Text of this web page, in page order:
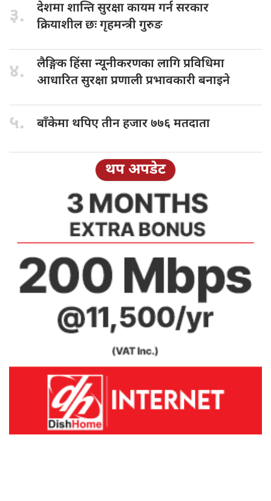
३. देशमा शान्तिसुरक्षा कायम गर्न सरकार
क्रियाशील छः गृहमन्त्री गुरुङ
४. लैङ्गिक हिंसान्यूनीकरणका लागि प्रविधिमा
आधारित सुरक्षा प्रणाली प्रभावकारी बनाइने
५. बाँकेमा थपिएतीन हजार ७७६ मतदाता
थप अपडेट